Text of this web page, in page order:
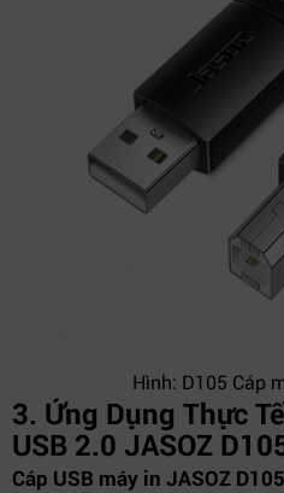
Hình: D105 Cáp
3. Ứng Dụng Thực
USB 2.0 JASOZ
Cáp USB máy in JASOZ D105